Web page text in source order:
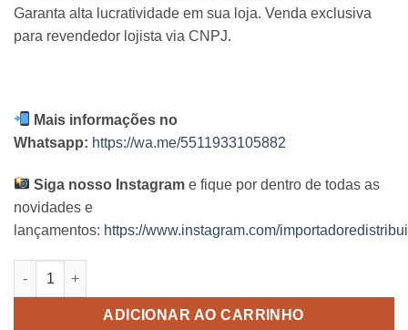
Garanta alta lucratividade em sua loja. Venda exclusiva
para revendedor lojista via CNPJ.
Mais informações no
Whatsapp: https://wa.me/5511933105882
Siga nosso Instagram e fique por dentro de todas as
novidades e
lançamentos: https://www.instagram.com/
Bar Cooler Intex quantidade
ADICIONAR AO CARRINHO